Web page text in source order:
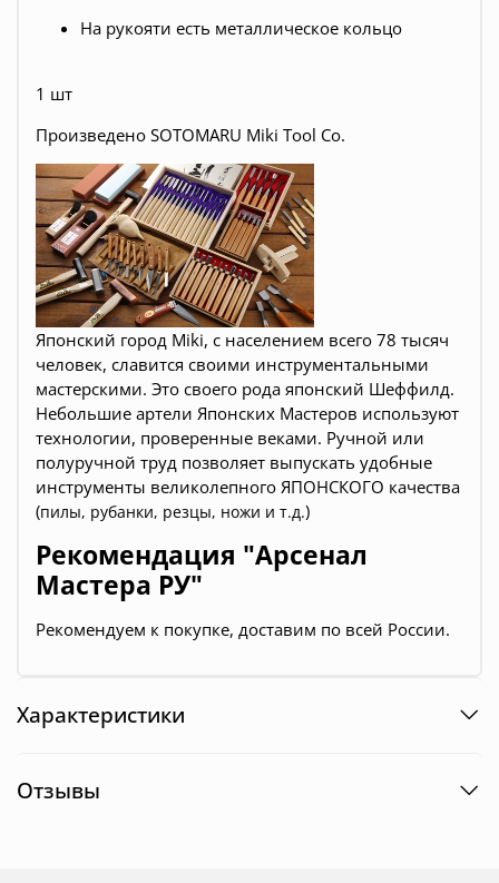
На рукояти есть металлическое кольцо
1 шт
Произведено SOTOMARU Miki Tool Co.
Японский город Miki, с населением всего 78 тысяч
человек, славится своими инструментальными
мастерскими. Это своего рода японский Шеффилд.
Небольшие артели Японских Мастеров используют
технологии, проверенные веками. Ручной или
полуручной труд позволяет выпускать удобные
инструменты великолепного ЯПОНСКОГО качества
(пилы, рубанки, резцы, ножи и т.д.)
Рекомендация "Арсенал
Мастера РУ"
Рекомендуем к покупке, доставим по всей России.
Характеристики
Отзывы